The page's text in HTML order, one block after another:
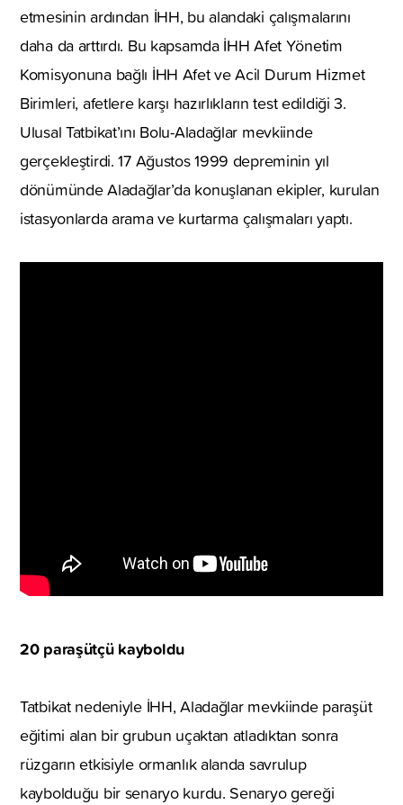
etmesinin ardından İHH, bu alandaki çalışmalarını
daha da arttırdı. Bu kapsamda İHH Afet Yönetim
Komisyonuna bağlı İHH Afet ve Acil Durum Hizmet
Birimleri, afetlere karşı hazırlıkların test edildiği 3.
Ulusal Tatbikat’ını Bolu-Aladağlar mevkiinde
gerçekleştirdi. 17 Ağustos 1999 depreminin yıl
dönümünde Aladağlar’da konuşlanan ekipler, kurulan
istasyonlarda arama ve kurtarma çalışmaları yaptı.
20 paraşütçü kayboldu
Tatbikat nedeniyle İHH, Aladağlar mevkiinde paraşüt
eğitimi alan bir grubun uçaktan atladıktan sonra
rüzgarın etkisiyle ormanlık alanda savrulup
kaybolduğu bir senaryo kurdu. Senaryo gereği